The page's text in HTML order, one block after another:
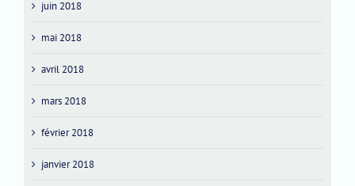
juin 2018
mai 2018
avril 2018
mars 2018
février 2018
janvier 2018